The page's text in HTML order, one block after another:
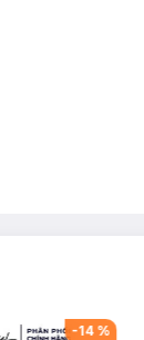
-14%